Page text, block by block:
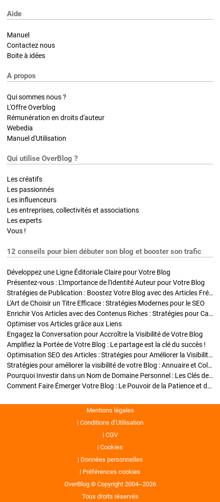
Aide
Manuel
Contactez nous
Boite à idées
A propos
Qui sommes nous ?
L'Offre Overblog
Rémunération en droits d'auteur
Webedia
Manuel d'Utilisation
Qui utilise OverBlog ?
Les créatifs
Les passionnés
Les influenceurs
Les entreprises, collectivités et associations
Les experts
Vous !
12 conseils pour bien débuter son blog et booster son trafic
Développez une Ligne Éditoriale Claire pour Votre Blog
Présentez-vous : L'Importance de l'Identité Auteur pour Votre Blog
Stratégies de Publication : Boostez Votre Blog avec des Articles Fréquents et Exclusifs
L'Art de Choisir un Titre Efficace : Stratégies Modernes pour le SEO
Enrichir Vos Articles avec des Contenus Riches : Stratégies pour Captiver et Optimiser
Optimiser vos Articles grâce aux Liens
Engagez la Conversation pour Accroître la Visibilité de Votre Blog
Amplifiez la Portée de Votre Blog : Le partage est la clé du succès !
Optimisation SEO des Articles : Stratégies pour Améliorer la Visibilité de Votre Blog
Stratégies pour améliorer la visibilité de votre Blog : Annuaire et Collaborations
Pourquoi Investir dans un Nom de Domaine Personnel : Les Clés de la Réussite de Votre Blog
Comment Faire Émerger Votre Blog : Le Pouvoir de la Patience et de la Persévérance
Mentions légales
Conditions d’Utilisation
CGV
Cookies
Données personnelles
Préférences cookies
OverBlog © Copyright 2004--2026
Tous droits réservés